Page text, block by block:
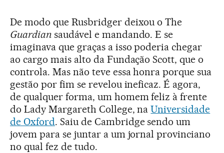
De modo que Rusbridger deixou o The
Guardiansaudável e mandando. E se
imaginava que graças a isso poderia chegar
ao cargo mais alto da Fundação Scott, que o
controla. Mas não teve essa honra porque sua
gestão por fim se revelou ineficaz. É agora,
de qualquer forma, um homem feliz à frente
do Lady Margareth College, naUniversidade
de Oxford. Saiu de Cambridge sendo um
jovem para se juntar a um jornal provinciano
no qual fez de tudo.